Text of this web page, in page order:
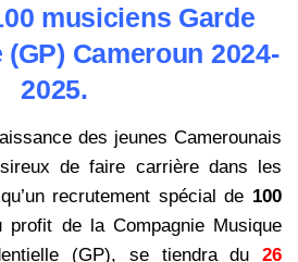
musiciens Garde
Cameroun 2024-
2025.
des jeunes Camerounais
de faire carrière dans les
recrutement spécial de 100
profit de la Compagnie Musique
(GP), se tiendra du 26